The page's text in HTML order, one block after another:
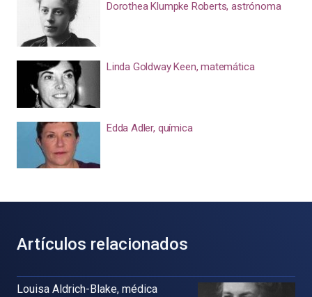
Dorothea Klumpke Roberts, astrónoma
Linda Goldway Keen, matemática
Edda Adler, química
Artículos relacionados
Louisa Aldrich-Blake, médica